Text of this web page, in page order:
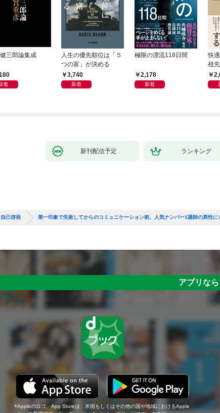
三郎論集成
着
人生の優先順位は「５
つの富」が決める
3,740
新着
極限の漂流118日間
2,178
新着
快
祖
さ
る
新刊配信予定 ランキング
自己啓発 第一印象で失敗してからのコミュニケーション術。人気ナンバー1講師の異性に
アプリな
Appleのロゴ、App Storeは、米国もしくはその他の国や地域におけるApple